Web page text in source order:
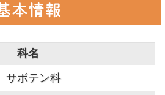
科名
サボテン科